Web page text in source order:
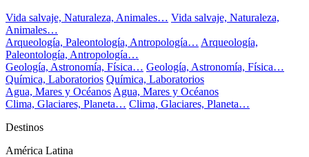
Vida salvaje, Naturaleza, Animales… Vida salvaje, Naturaleza,
Animales…
Arqueología, Paleontología, Antropología… Arqueología,
Paleontología, Antropología…
Geología, Astronomía, Física… Geología, Astronomía, Física…
Química, Laboratorios Química, Laboratorios
Agua, Mares y Océanos Agua, Mares y Océanos
Clima, Glaciares, Planeta… Clima, Glaciares, Planeta…
Destinos
América Latina